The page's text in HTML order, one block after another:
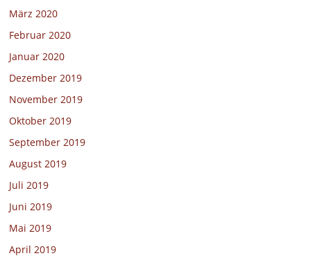
März 2020
Februar 2020
Januar 2020
Dezember 2019
November 2019
Oktober 2019
September 2019
August 2019
Juli 2019
Juni 2019
Mai 2019
April 2019